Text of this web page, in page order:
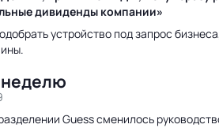
дивиденды компании»
устройство под запрос
неделю
Guess сменилось